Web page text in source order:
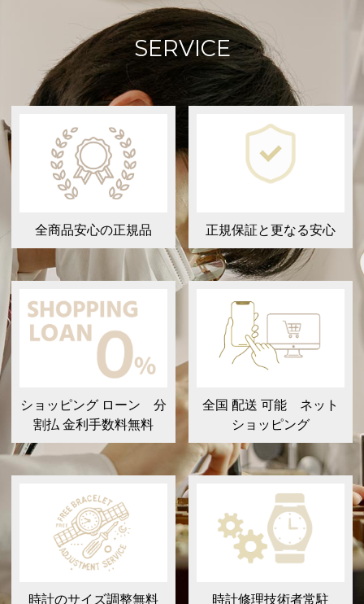
SERVICE
全商品安心の正規品 正規保証と更なる安心
ショッピング ローン 分
割払 金利手数料無料
全国 配送 可能 ネット
ショッピング
時計のサイズ調整無料 時計修理技術者常駐